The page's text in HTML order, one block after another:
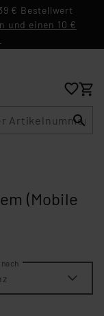
€ Bestellwert
und einen 10 €
(Mobile